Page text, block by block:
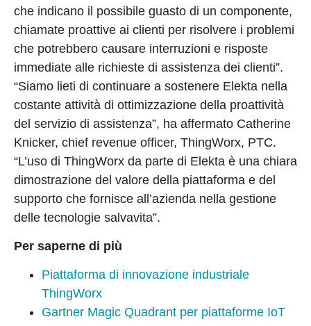
che indicano il possibile guasto di un componente,
chiamate proattive ai clienti per risolvere i problemi
che potrebbero causare interruzioni e risposte
immediate alle richieste di assistenza dei clienti”.
“Siamo lieti di continuare a sostenere Elekta nella
costante attività di ottimizzazione della proattività
del servizio di assistenza”, ha affermato Catherine
Knicker, chief revenue officer, ThingWorx, PTC.
“L’uso di ThingWorx da parte di Elekta è una chiara
dimostrazione del valore della piattaforma e del
supporto che fornisce all’azienda nella gestione
delle tecnologie salvavita”.
Per saperne di più
Piattaforma di innovazione industriale
ThingWorx
Gartner Magic Quadrant per piattaforme IoT